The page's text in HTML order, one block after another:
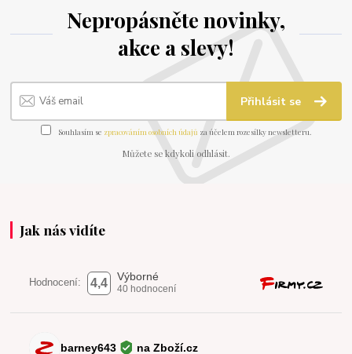
Nepropásněte novinky,
akce a slevy!
Přihlásit se
Souhlasím se zpracováním osobních údajů za účelem rozesílky newsletteru.
Můžete se kdykoli odhlásit.
Jak nás vidíte